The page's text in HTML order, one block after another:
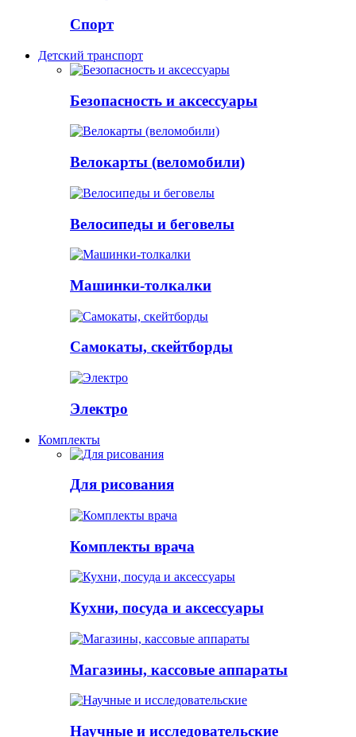
Спорт
Детский транспорт
Безопасность и аксессуары
Велокарты (веломобили)
Велосипеды и беговелы
Машинки-толкалки
Самокаты, скейтборды
Электро
Комплекты
Для рисования
Комплекты врача
Кухни, посуда и аксессуары
Магазины, кассовые аппараты
Научные и исследовательские